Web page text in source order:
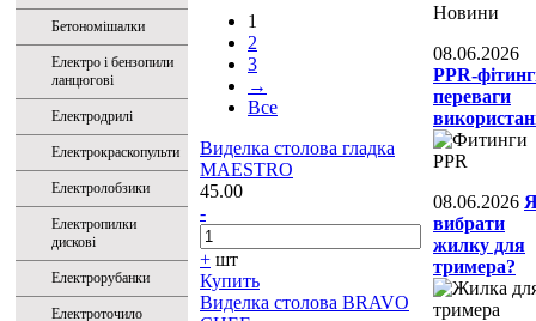
Бетономішалки
Електро і бензопили
ланцюгові
Електродрилі
Електрокраскопульти
Електролобзики
Електропилки
дискові
Електрорубанки
Електроточило
1
2
3
→
Все
Виделка cтолова гладка
MAESTRO
45.00
-
+ шт
Купить
Виделка столова BRAVO
Новини
08.06.2026
PPR-
переваги
08.06.2026
вибрати
жилку для
тримера?